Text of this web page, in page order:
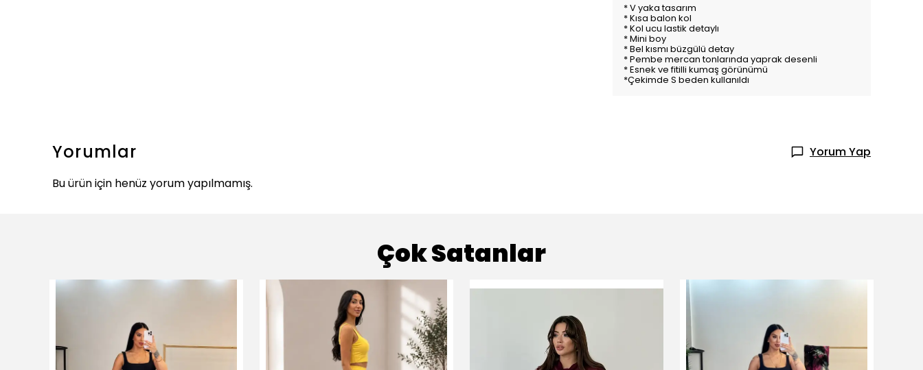
* V yaka tasarım
* Kısa balon kol
* Kol ucu lastik detaylı
* Mini boy
* Bel kısmı büzgülü detay
* Pembe mercan tonlarında yaprak desenli
* Esnek ve fitilli kumaş görünümü
*Çekimde S beden kullanıldı
Yorumlar
Yorum Yap
Bu ürün için henüz yorum yapılmamış.
Çok Satanlar